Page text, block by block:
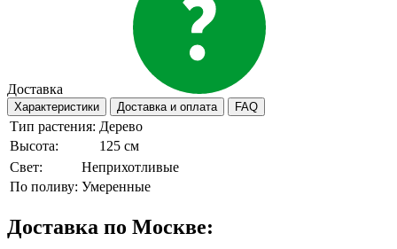
Доставка
Характеристики Доставка и оплата FAQ
Тип растения: Дерево
Высота:
125 см
Свет:
Неприхотливые
По поливу: Умеренные
Доставка по Москве: